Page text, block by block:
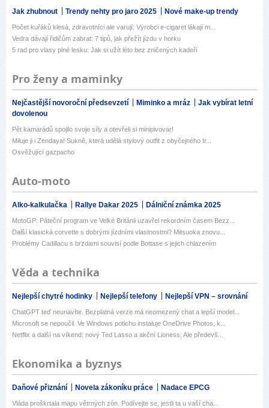
Jak zhubnout Trendy nehty pro jaro 2025 Nové make-up trendy
Počet kuřáků klesá, zdravotníci ale varují: Výrobci e-cigaret lákají m...
Vedra dávají řidičům zabrat: 7 tipů, jak přežít jízdu v horku
5 rad pro vlasy plné lesku: Jak si užít léto bez zničených kadeří
Pro ženy a maminky
Nejčastější novoroční předsevzetí Miminko a mráz
Jak vybírat letní
dovolenou
Pět kamarádů spojilo svoje síly a otevřeli si minipivovar!
Miluje ji i Zendaya! Sukně, která udělá stylový outfit z obyčejného tr...
Osvěžující gazpacho
Auto-moto
Alko-kalkulačka Rallye Dakar 2025 Dálniční známka 2025
MotoGP: Páteční program ve Velké Británii uzavřel rekordním časem Bezz...
Další klasická corvette s dobrými jízdními vlastnostmi? Mitsuoka znovu...
Problémy Cadillacu s brzdami souvisí podle Bottase s jejich chlazením
Věda a technika
Nejlepší chytré hodinky Nejlepší telefony Nejlepší VPN – srovnání
ChatGPT teď neunavíte. Bezplatná verze má neomezený chat a lepší model...
Microsoft se nepoučil. Ve Windows potichu instaluje OneDrive Photos, k...
Netflix a další na víkend: nový Ted Lasso a akční Lioness. Ale předevš...
Ekonomika a byznys
Daňové přiznání Novela zákoníku práce Nadace EPCG
Vláda proškrtala mapu větrných zón. Podívejte se, jestli ta u vaší cha...